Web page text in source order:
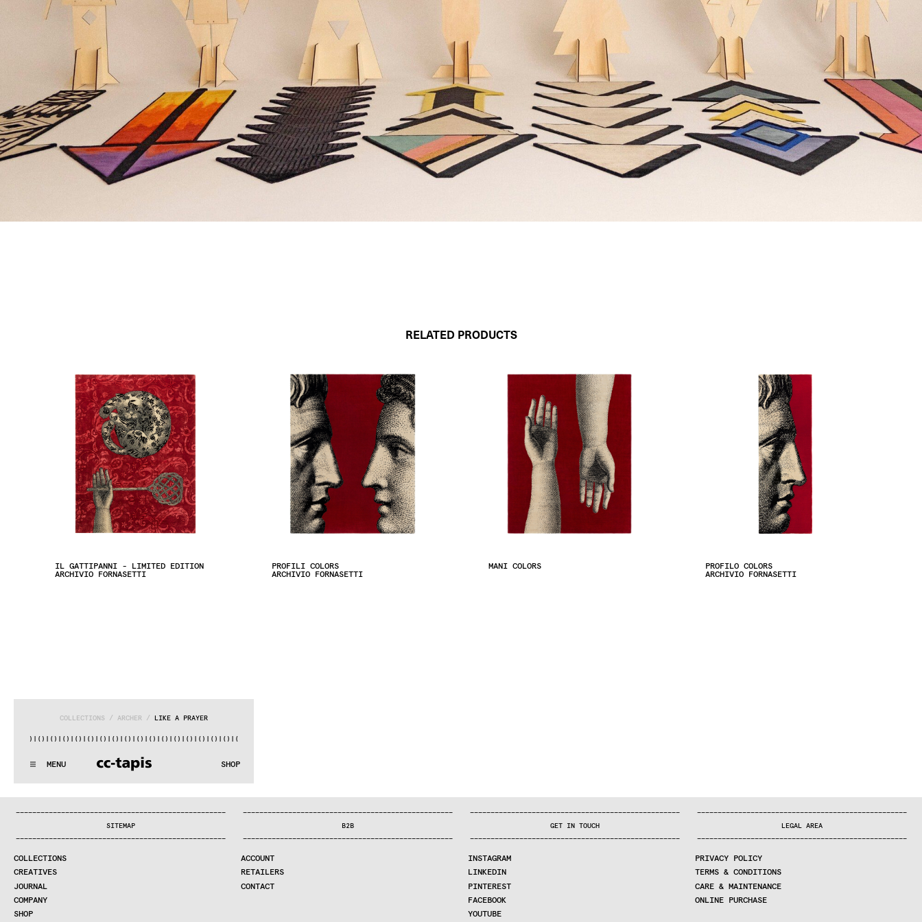
MENU SHOP
COLLECTIONS / ARCHER / LIKE A PRAYER
()|() |() |() |() |() |() |() |() |() |() |() |() |() |() |() |() |
:..:^:..:^:. .:^:..:^:..:^:..:^:. .:^:..:^
WE MAKE RUGS
COMPANY
CONTRACT DIVISION
SHOP
RELATED PRODUCTS
IL GATTIPANNI - LIMITED EDITION
ARCHIVIO FORNASETTI
PROFILI COLORS
ARCHIVIO FORNASETTI
MANI COLORS
PROFILO COLORS
ARCHIVIO FORNASETTI
———————————————————————————————————————————————————
SITEMAP
———————————————————————————————————————————————————
COLLECTIONS
CREATIVES
JOURNAL
COMPANY
SHOP
———————————————————————————————————————————————————
B2B
———————————————————————————————————————————————————
ACCOUNT
RETAILERS
CONTACT
———————————————————————————————————————————————————
GET IN TOUCH
———————————————————————————————————————————————————
INSTAGRAM
LINKEDIN
PINTEREST
FACEBOOK
YOUTUBE
———————————————————————————————————————————————————
LEGAL AREA
———————————————————————————————————————————————————
PRIVACY POLICY
TERMS & CONDITIONS
CARE & MAINTENANCE
ONLINE PURCHASE